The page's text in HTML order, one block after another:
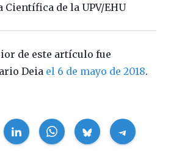
Científica de la UPV/EHU
de este artículo fue
Deia el 6 de mayo de 2018.